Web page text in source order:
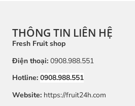
THÔNG TIN LIÊN HỆ
Fresh Fruit shop
Điện thoại: 0908.988.551
Hotline: 0908.988.551
Website: https://fruit24h.com